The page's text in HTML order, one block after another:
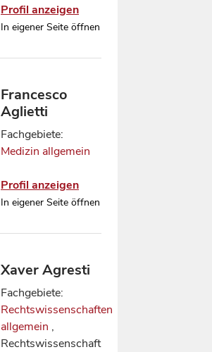
Profil anzeigen
In eigener Seite öffnen
Francesco
Aglietti
Fachgebiete:
Medizin allgemein
Profil anzeigen
In eigener Seite öffnen
Xaver Agresti
Fachgebiete:
Rechtswissenschaften
allgemein ,
Rechtswissenschaft